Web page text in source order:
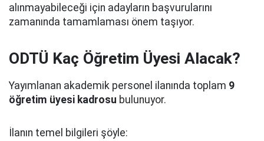
alınmayabileceği için adayların başvurularını
zamanında tamamlaması önem taşıyor.
ODTÜ Kaç Öğretim Üyesi Alacak?
Yayımlanan akademik personel ilanında toplam 9
öğretim üyesi kadrosu bulunuyor.
İlanın temel bilgileri şöyle: